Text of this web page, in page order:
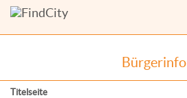
Bürgerinfo
Titelseite